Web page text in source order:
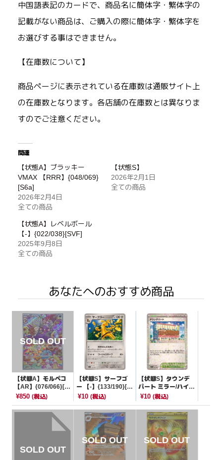
中国語表記のカードで、商品名に簡体字・繁体字の
記載がない商品は、ご購入の際に簡体字・繁体字を
お選びする事はできません。
【在庫数について】
商品ページに表示されている在庫数は通販サイト上
の在庫数となります。各店舗の在庫数とは異なりま
すのでご注意ください。
関連
【状態A】ブラッキー
VMAX 【RRR】{048/069}
[S6a]
2026年2月4日
全ての商品
【状態S】
2026年2月1日
全ての商品
【状態A】レベルボール
【-】{022/038}[SVF]
2025年9月8日
全ての商品
あなたへのおすすめ商品
【状態A】モルペコ
【AR】{076/066}[S
V4K]
¥850 (税込)
【状態S】サーフゴ
ー 【-】{133/190}[S
V4a]
¥10(税込)
【状態S】タウンデ
パート ミラー/ハイク
ラスパック仕様【-】
¥10 (税込)